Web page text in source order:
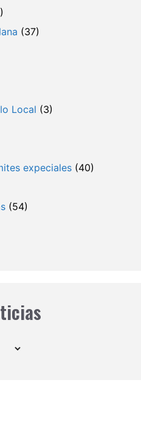
(37)
Local (3)
expeciales (40)
(54)